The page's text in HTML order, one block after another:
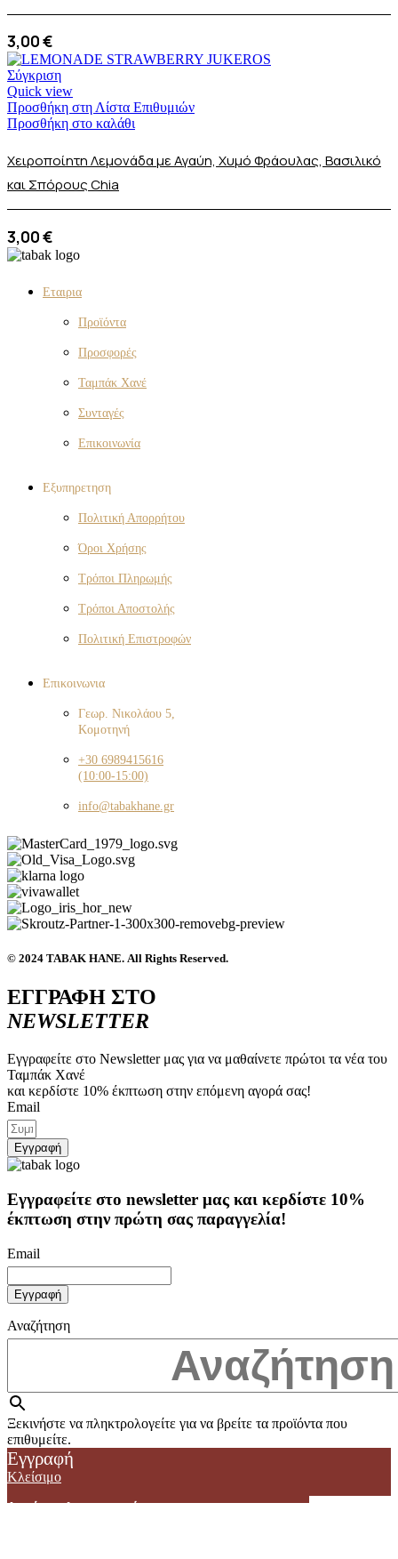
3,00€
Σύγκριση
Quick view
Προσθήκη στη Λίστα Επιθυμιών
Προσθήκη στο καλάθι
Χειροποίητη Λεμονάδα με Αγαύη, Χυμό Φράουλας, Βασιλικό
και Σπόρους Chia
3,00€
Eταιρια
Προϊόντα
Προσφορές
Ταμπάκ Χανέ
Συνταγές
Επικοινωνία
Eξυπηρετηση
Πολιτική Απορρήτου
Όροι Χρήσης
Τρόποι Πληρωμής
Τρόποι Αποστολής
Πολιτική Επιστροφών
Eπικοινωνια
Γεωρ. Νικολάου 5,
Κομοτηνή
+30 6989415616
(10:00-15:00)
info@tabakhane.gr
© 2024 ΤΑΒΑΚ ΗΑΝΕ. All Rights Reserved.
ΕΓΓΡΑΦΗ ΣΤΟ
NEWSLETTER
Εγγραφείτε στο Newsletter μας για να μαθαίνετε πρώτοι τα νέα του
Ταμπάκ Χανέ
και κερδίστε 10% έκπτωση στην επόμενη αγορά σας!
Email
Εγγραφή
Εγγραφείτε στο newsletter μας και κερδίστε 10%
έκπτωση στην πρώτη σας παραγγελία!
Email
Αναζήτηση
Ξεκινήστε να πληκτρολογείτε για να βρείτε τα προϊόντα που
επιθυμείτε.
Καλάθι αγορών
Κλείσιμο
Εγγραφή
Κλείσιμο
Δεν έχετε λογαριασμό;
Σύγκριση
0Λίστα επιθυμιών
0items Καλάθι